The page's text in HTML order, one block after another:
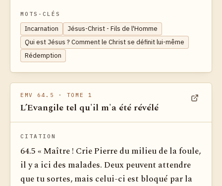
MOTS-CLÉS
Incarnation
Jésus-Christ - Fils de l'Homme
Qui est Jésus ? Comment le Christ se définit lui-même
Rédemption
EMV 64.5 · TOME 1
L’Evangile tel qu'il m'a été révélé
CITATION
64.5 « Maître ! Crie Pierre du milieu de la foule,
il y a ici des ma­lades. Deux peuvent attendre
que tu sortes, mais celui-ci est bloqué par la